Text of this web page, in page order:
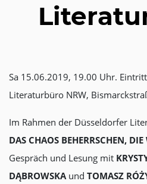
Sa 15.06.2019, 19.00 Uhr.
Literaturbüro NRW,
Im Rahmen der Düsseldorfer
DAS CHAOS BEHERRSCHEN, DIE
Gespräch und Lesung mit
DĄBROWSKA und TOMASZ